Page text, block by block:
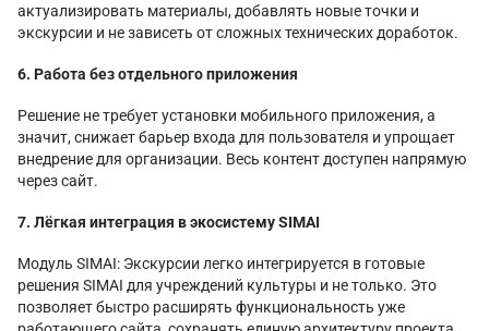
актуализировать материалы, добавлять новые точки и
экскурсии и не зависеть от сложных технических доработок.
6. Работа без отдельного приложения
Решение не требует установки мобильного приложения, а
значит, снижает барьер входа для пользователя и упрощает
внедрение для организации. Весь контент доступен напрямую
через сайт.
7. Лёгкая интеграция в экосистему SIMAI
Модуль SIMAI: Экскурсии легко интегрируется в готовые
решения SIMAI для учреждений культуры и не только. Это
позволяет быстро расширять функциональность уже